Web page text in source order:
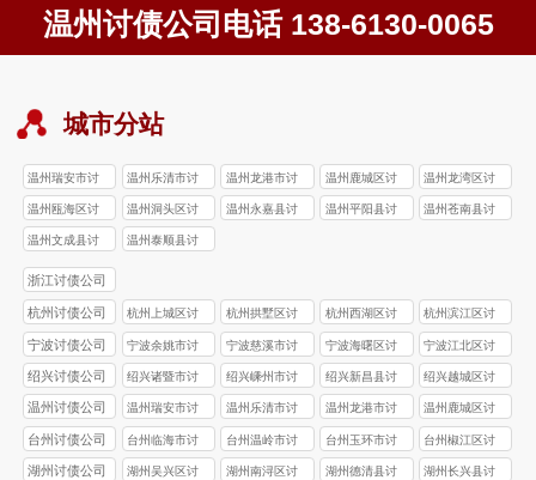
温州讨债公司电话 138-6130-0065
城市分站
温州瑞安市讨
债公司
温州乐清市讨
债公司
温州龙港市讨
债公司
温州鹿城区讨
债公司
温州龙湾区讨
债公司
温州瓯海区讨
债公司
温州洞头区讨
债公司
温州永嘉县讨
温州平阳县讨
温州苍南县讨
温州文成县讨
债公司
温州泰顺县讨
浙江讨债公司
杭州讨债公司
杭州上城区讨
债公司
杭州拱墅区讨
债公司
杭州西湖区讨
债公司
杭州滨江区讨
债公司
宁波讨债公司
宁波余姚市讨
债公司
宁波慈溪市讨
债公司
宁波海曙区讨
债公司
宁波江北区讨
债公司
绍兴讨债公司
绍兴诸暨市讨
债公司
绍兴嵊州市讨
债公司
绍兴新昌县讨
债公司
绍兴越城区讨
债公司
温州讨债公司
温州瑞安市讨
债公司
温州乐清市讨
债公司
温州龙港市讨
债公司
温州鹿城区讨
债公司
台州讨债公司
台州‌临海市讨
债公司
台州‌温岭市讨
债公司
台州玉环市讨
债公司
台州椒江区讨
债公司
湖州讨债公司
湖州吴兴区讨
湖州南浔区讨
湖州德清县讨
湖州长兴县讨